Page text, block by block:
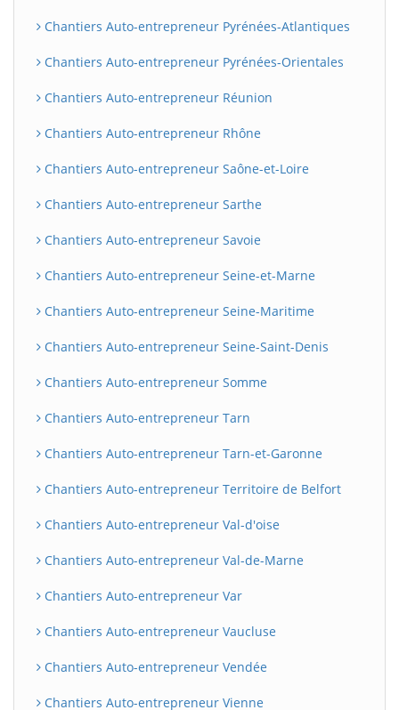
Chantiers Auto-entrepreneur Pyrénées-Atlantiques
Chantiers Auto-entrepreneur Pyrénées-Orientales
Chantiers Auto-entrepreneur Réunion
Chantiers Auto-entrepreneur Rhône
Chantiers Auto-entrepreneur Saône-et-Loire
Chantiers Auto-entrepreneur Sarthe
Chantiers Auto-entrepreneur Savoie
Chantiers Auto-entrepreneur Seine-et-Marne
Chantiers Auto-entrepreneur Seine-Maritime
Chantiers Auto-entrepreneur Seine-Saint-Denis
Chantiers Auto-entrepreneur Somme
Chantiers Auto-entrepreneur Tarn
Chantiers Auto-entrepreneur Tarn-et-Garonne
Chantiers Auto-entrepreneur Territoire de Belfort
Chantiers Auto-entrepreneur Val-d'oise
Chantiers Auto-entrepreneur Val-de-Marne
Chantiers Auto-entrepreneur Var
Chantiers Auto-entrepreneur Vaucluse
Chantiers Auto-entrepreneur Vendée
Chantiers Auto-entrepreneur Vienne